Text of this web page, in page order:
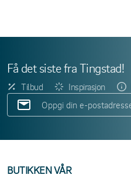
Få det siste fra Tingstad!
Tilbud Inspirasjon
BUTIKKEN VÅR